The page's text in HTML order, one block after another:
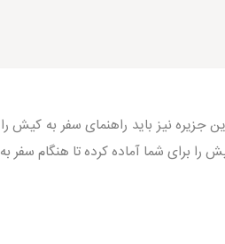
نیز باید راهنمای سفر به کیش
برای شما آماده کرده تا هنگام